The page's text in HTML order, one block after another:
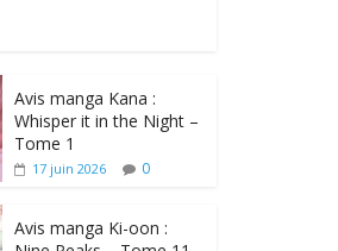
Avis manga Kana :
Whisper it in the Night –
Tome 1
17 juin 2026 0
Avis manga Ki-oon :